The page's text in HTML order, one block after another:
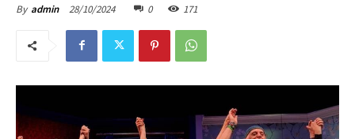
By admin 28/10/2024 0 171